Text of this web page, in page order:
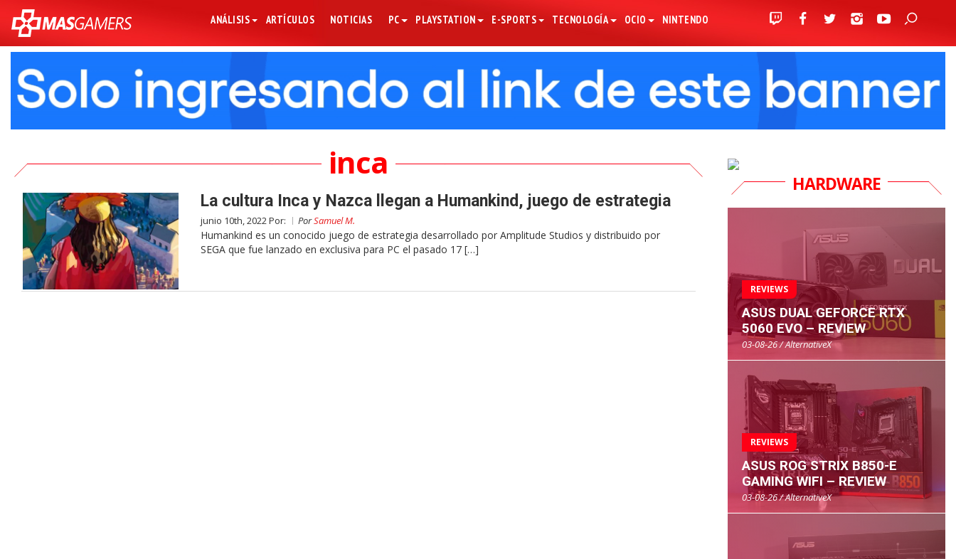
ANÁLISIS ARTÍCULOS NOTICIAS PC PLAYSTATION E-SPORTS TECNOLOGÍA OCIO NINTENDO
inca
La cultura Inca y Nazca llegan a Humankind, juego de estrategia
junio 10th, 2022 Por: PorSamuel M.
Humankind es un conocido juego de estrategia desarrollado por Amplitude Studios y distribuido por
SEGA que fue lanzado en exclusiva para PC el pasado 17 […]
HARDWARE
REVIEWS
ASUS DUAL GEFORCE RTX
5060 EVO – REVIEW
03-08-26 / AlternativeX
REVIEWS
ASUS ROG STRIX B850-E
GAMING WIFI – REVIEW
03-08-26 / AlternativeX